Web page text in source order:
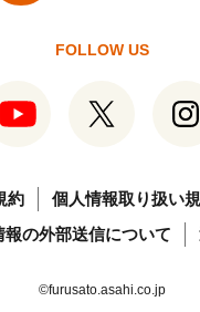
FOLLOW US
約
個人情報取り扱い
報の外部送信について
©furusato.asahi.co.jp